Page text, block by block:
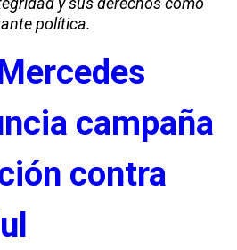
política.
campaña
contra